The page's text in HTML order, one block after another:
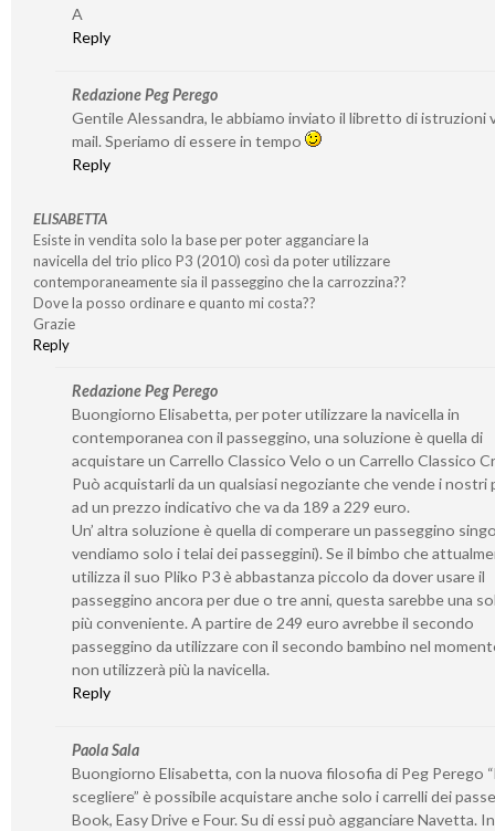
A
Reply
Redazione Peg Perego
Gentile Alessandra, le abbiamo inviato il libretto di istruzioni
mail. Speriamo di essere in tempo
Reply
ELISABETTA
Esiste in vendita solo la base per poter agganciare la
navicella del trio plico P3 (2010) così da poter utilizzare
contemporaneamente sia il passeggino che la carrozzina??
Dove la posso ordinare e quanto mi costa??
Grazie
Reply
Redazione Peg Perego
Buongiorno Elisabetta, per poter utilizzare la navicella in
contemporanea con il passeggino, una soluzione è quella di
acquistare un Carrello Classico Velo o un Carrello Classico
Può acquistarli da un qualsiasi negoziante che vende i
ad un prezzo indicativo che va da 189 a 229 euro.
Un’ altra soluzione è quella di comperare un passeggino
vendiamo solo i telai dei passeggini). Se il bimbo che
utilizza il suo Pliko P3 è abbastanza piccolo da dover usare il
passeggino ancora per due o tre anni, questa sarebbe una
più conveniente. A partire de 249 euro avrebbe il secondo
passeggino da utilizzare con il secondo bambino nel
non utilizzerà più la navicella.
Reply
Paola Sala
Buongiorno Elisabetta, con la nuova filosofia di Peg Perego
scegliere” è possibile acquistare anche solo i carrelli dei
Book, Easy Drive e Four. Su di essi può agganciare Navetta.